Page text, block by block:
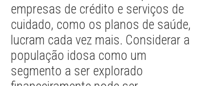
empresas de crédito e serviços de
cuidado, como os planos de saúde,
lucram cada vez mais. Considerar a
população idosa como um
segmento a ser explorado